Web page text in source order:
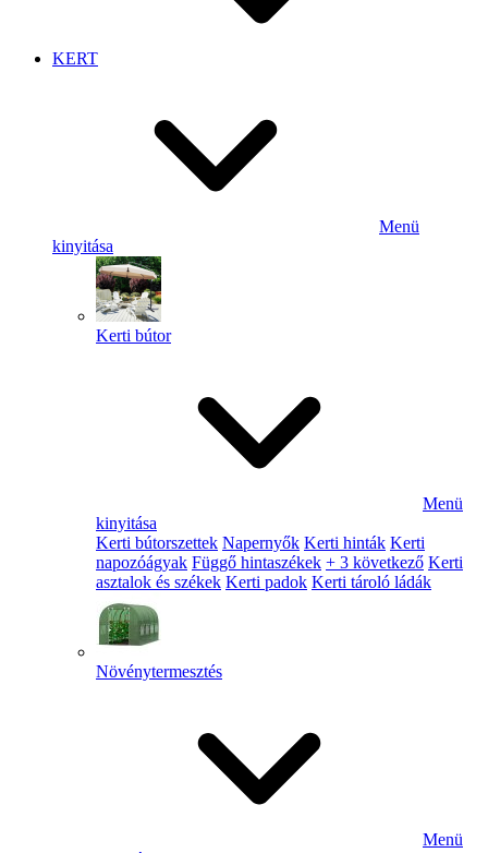
KERT
Menü
kinyitása
Kerti bútor
Menü
kinyitása
Kerti bútorszettek Napernyők Kerti hinták Kerti
napozóágyak Függő hintaszékek + 3 következő Kerti
asztalok és székek Kerti padok Kerti tároló ládák
Növénytermesztés
Menü